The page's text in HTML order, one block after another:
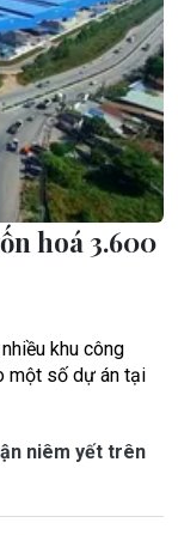
hoá 3.600
khu công
một số dự án tại
niêm yết trên